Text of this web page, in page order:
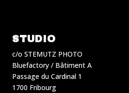
STUDIO
c/o STEMUTZ PHOTO
Bluefactory / Bâtiment A
Passage du Cardinal 1
1700 Fribourg